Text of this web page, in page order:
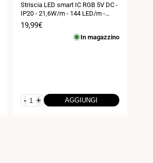
Striscia LED smart IC RGB 5V DC -
IP20 - 21,6W/m - 144 LED/m -
Larghezza 12mm - 2 metri
Prezzo
19,99€
In magazzino
- + AGGIUNGI